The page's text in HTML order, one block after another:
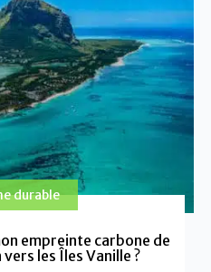
durable
empreinte carbone de
les Îles Vanille ?